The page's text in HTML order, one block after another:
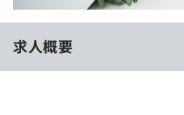
学校向けプラン
契約内容・クーポン
求人概要